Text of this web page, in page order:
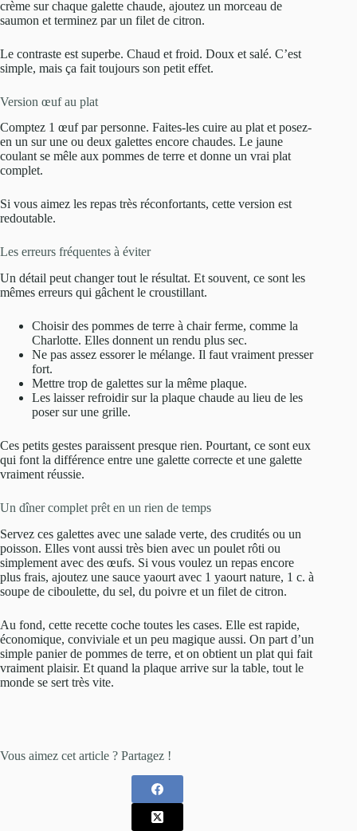
crème sur chaque galette chaude, ajoutez un morceau de
saumon et terminez par un filet de citron.
Le contraste est superbe. Chaud et froid. Doux et salé. C’est
simple, mais ça fait toujours son petit effet.
Version œuf au plat
Comptez 1 œuf par personne. Faites-les cuire au plat et posez-
en un sur une ou deux galettes encore chaudes. Le jaune
coulant se mêle aux pommes de terre et donne un vrai plat
complet.
Si vous aimez les repas très réconfortants, cette version est
redoutable.
Les erreurs fréquentes à éviter
Un détail peut changer tout le résultat. Et souvent, ce sont les
mêmes erreurs qui gâchent le croustillant.
Choisir des pommes de terre à chair ferme, comme la
Charlotte. Elles donnent un rendu plus sec.
Ne pas assez essorer le mélange. Il faut vraiment presser
fort.
Mettre trop de galettes sur la même plaque.
Les laisser refroidir sur la plaque chaude au lieu de les
poser sur une grille.
Ces petits gestes paraissent presque rien. Pourtant, ce sont eux
qui font la différence entre une galette correcte et une galette
vraiment réussie.
Un dîner complet prêt en un rien de temps
Servez ces galettes avec une salade verte, des crudités ou un
poisson. Elles vont aussi très bien avec un poulet rôti ou
simplement avec des œufs. Si vous voulez un repas encore
plus frais, ajoutez une sauce yaourt avec 1 yaourt nature, 1 c. à
soupe de ciboulette, du sel, du poivre et un filet de citron.
Au fond, cette recette coche toutes les cases. Elle est rapide,
économique, conviviale et un peu magique aussi. On part d’un
simple panier de pommes de terre, et on obtient un plat qui fait
vraiment plaisir. Et quand la plaque arrive sur la table, tout le
monde se sert très vite.
Vous aimez cet article ? Partagez !